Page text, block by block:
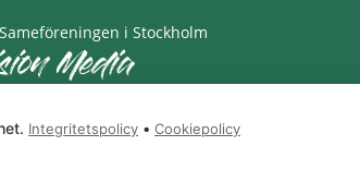
i Stockholm
Integritetspolicy • Cookiepolicy